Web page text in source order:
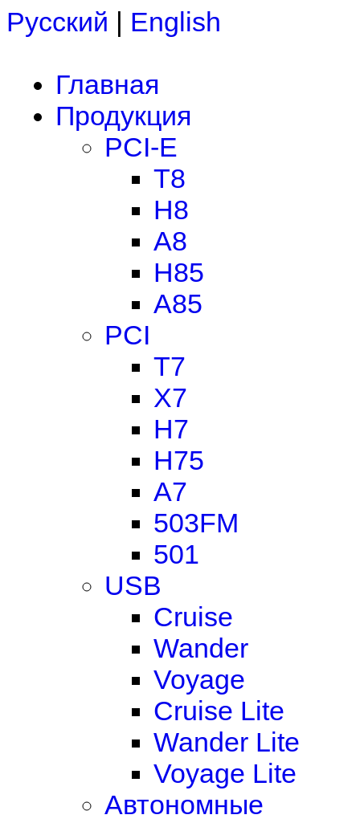
Русский | English
Главная
Продукция
PCI-E
T8
H8
A8
H85
A85
PCI
T7
X7
H7
H75
A7
503FM
501
USB
Cruise
Wander
Voyage
Cruise Lite
Wander Lite
Voyage Lite
Автономные